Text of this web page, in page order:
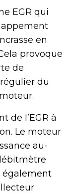
EGR qui
en
provoque
de
du
de l’EGR à
Le moteur
au-
également